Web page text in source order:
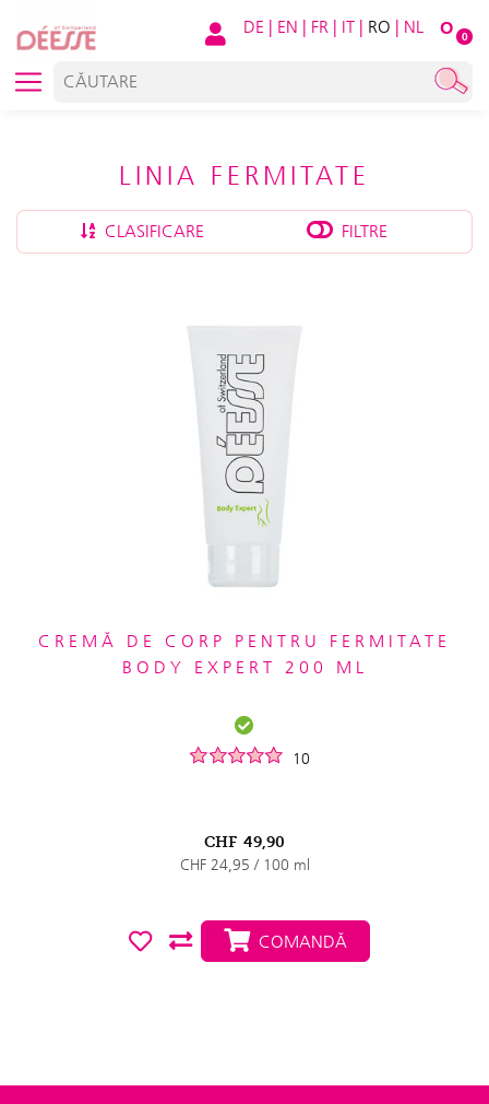
O 0
DE | EN | FR | IT | RO | NL
LINIA FERMITATE
CLASIFICARE FILTRE
CREMĂ DE CORP PENTRU FERMITATE
BODY EXPERT 200 ML
10
CHF 49,90
CHF 24,95 / 100 ml
COMANDĂ